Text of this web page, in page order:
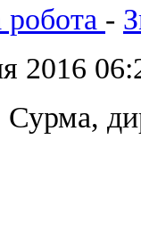
-
2016
Сурма,